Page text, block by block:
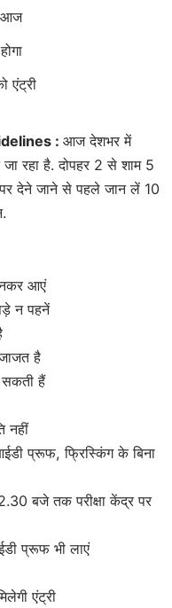
आज
एंट्री
: आज देशभर में
रहा है. दोपहर 2 से शाम 5
देने जाने से पहले जान लें 10
आएं
न पहनें
है
हैं
नहीं
प्रूफ, फ्रिस्किंग के बिना
बजे तक परीक्षा केंद्र पर
प्रूफ भी लाएं
एंट्री